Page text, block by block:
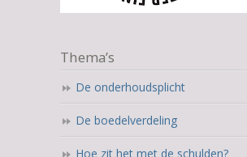
Thema’s
De onderhoudsplicht
De boedelverdeling
Hoe zit het met de schulden?